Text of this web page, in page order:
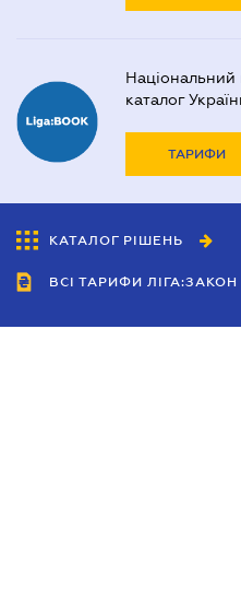
каталог
ТАРИФИ
КАТАЛОГ РІШЕНЬ
ВСІ ТАРИФИ ЛІГА:ЗАКОН